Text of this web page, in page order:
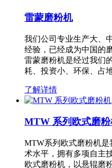
雷蒙磨粉机
我们公司专业生产大、
经验，已经成为中国的
雷蒙磨粉机是经过我们
耗、投资小、环保、占
了解详情
MTW 系列欧式磨
MTW系列欧式磨粉机
术水平，拥有多项自主
欧式磨粉机，以悬辊磨